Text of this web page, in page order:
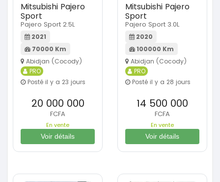
Mitsubishi Pajero
Sport
Pajero Sport 2.5L
2021
70000 Km
Abidjan (Cocody)
PRO
Posté il y a 23 jours
20 000 000
FCFA
En vente
Voir détails
Mitsubishi Pajero
Sport
Pajero Sport 3.0L
2020
100000 Km
Abidjan (Cocody)
PRO
Posté il y a 28 jours
14 500 000
FCFA
En vente
Voir détails